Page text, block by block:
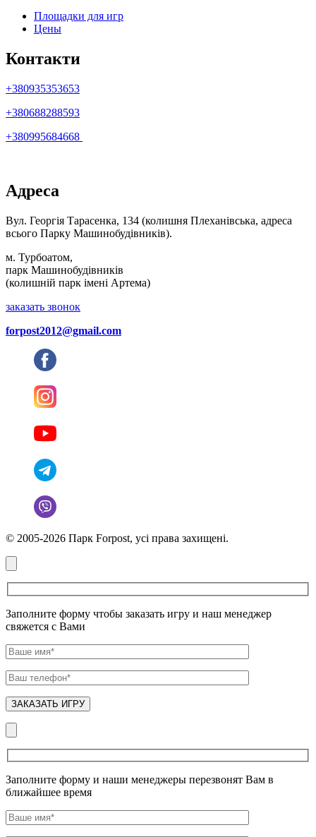
Площадки для игр
Цены
Контакти
+380935353653
+380688288593
+380995684668
Адреса
Вул. Георгія Тарасенка, 134 (колишня Плеханівська, адреса
всього Парку Машинобудівників).
м. Турбоатом,
парк Машинобудівників
(колишній парк імені Артема)
заказать звонок
forpost2012@gmail.com
© 2005-2026 Парк Forpost, усі права захищені.
Заполните форму чтобы заказать игру и наш менеджер
свяжется с Вами
Заполните форму и наши менеджеры перезвонят Вам в
ближайшее время